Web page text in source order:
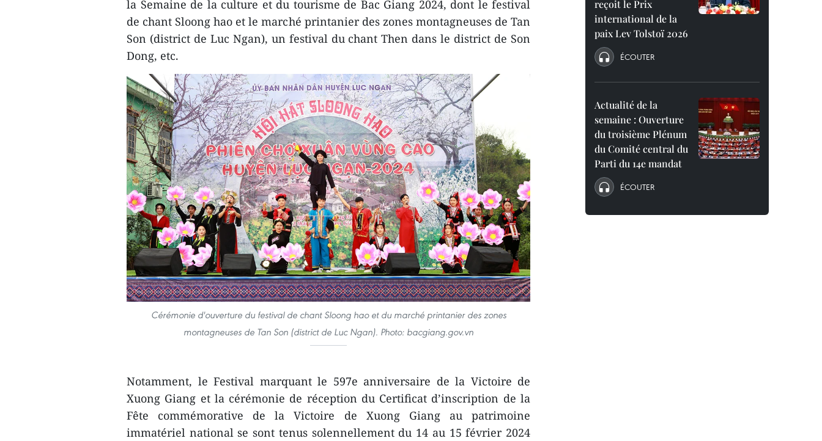
la Semaine de la culture et du tourisme de Bac Giang 2024, dont le festival
de chant Sloong hao et le marché printanier des zones montagneuses de Tan
Son (district de Luc Ngan), un festival du chant Then dans le district de Son
Dong, etc.
Cérémonie d'ouverture du festival de chant Sloong hao et du marché printanier des zones
montagneuses de Tan Son (district de Luc Ngan). Photo: bacgiang.gov.vn
Notamment, le Festival marquant le 597e anniversaire de la Victoire de
Xuong Giang et la cérémonie de réception du Certificat d’inscription de la
Fête commémorative de la Victoire de Xuong Giang au patrimoine
immatériel national se sont tenus solennellement du 14 au 15 février 2024
reçoit le Prix
international de la
paix Lev Tolstoï 2026
ÉCOUTER
Actualité de la
semaine : Ouverture
du troisième Plénum
du Comité central du
Parti du 14e mandat
ÉCOUTER